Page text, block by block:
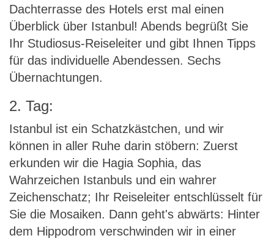
Dachterrasse des Hotels erst mal einen
Überblick über Istanbul! Abends begrüßt Sie
Ihr Studiosus-Reiseleiter und gibt Ihnen Tipps
für das individuelle Abendessen. Sechs
Übernachtungen.
2. Tag:
Istanbul ist ein Schatzkästchen, und wir
können in aller Ruhe darin stöbern: Zuerst
erkunden wir die Hagia Sophia, das
Wahrzeichen Istanbuls und ein wahrer
Zeichenschatz; Ihr Reiseleiter entschlüsselt für
Sie die Mosaiken. Dann geht's abwärts: Hinter
dem Hippodrom verschwinden wir in einer